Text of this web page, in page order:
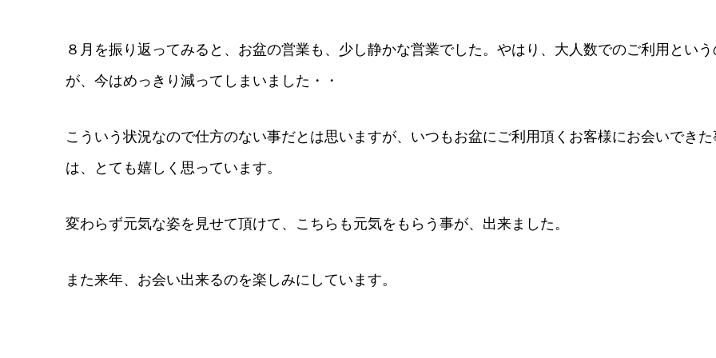
８月を振り返ってみると、お盆の営業も、少し静かな営業でした。やはり、大人数でのご利用という
が、今はめっきり減ってしまいました・・
こういう状況なので仕方のない事だとは思いますが、いつもお盆にご利用頂くお客様にお会いできた
は、とても嬉しく思っています。
変わらず元気な姿を見せて頂けて、こちらも元気をもらう事が、出来ました。
また来年、お会い出来るのを楽しみにしています。